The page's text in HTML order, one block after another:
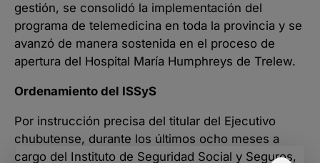
gestión, se consolidó la implementación del
programa de telemedicina en toda la provincia y se
avanzó de manera sostenida en el proceso de
apertura del Hospital María Humphreys de Trelew.
Ordenamiento del ISSyS
Por instrucción precisa del titular del Ejecutivo
chubutense, durante los últimos ocho meses a
cargo del Instituto de Seguridad Social y Seguros,